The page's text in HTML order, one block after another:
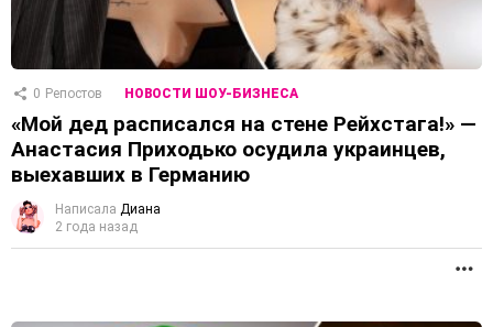
0 Репостов НОВОСТИ ШОУ-БИЗНЕСА
«Мой дед расписался на стене Рейхстага!» —
Анастасия Приходько осудила украинцев,
выехавших в Германию
Написала Диана
2 года назад